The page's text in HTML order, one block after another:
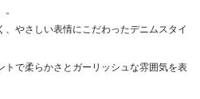
、やさしい表情にこだわったデニムスタイ
トで柔らかさとガーリッシュな雰囲気を表